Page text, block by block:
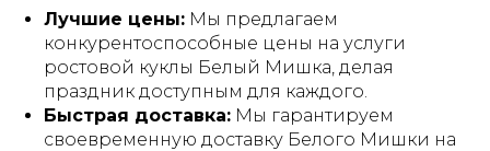
Лучшие цены: Мы предлагаем
конкурентоспособные цены на услуги
ростовой куклы Белый Мишка, делая
праздник доступным для каждого.
Быстрая доставка: Мы гарантируем
своевременную доставку Белого Мишки на